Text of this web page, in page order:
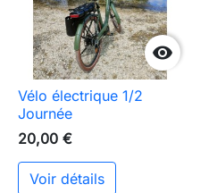

Vélo électrique 1/2
Journée
20,00 €
Voir détails